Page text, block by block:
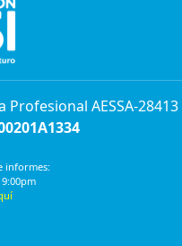
AESSA-28413
informes: